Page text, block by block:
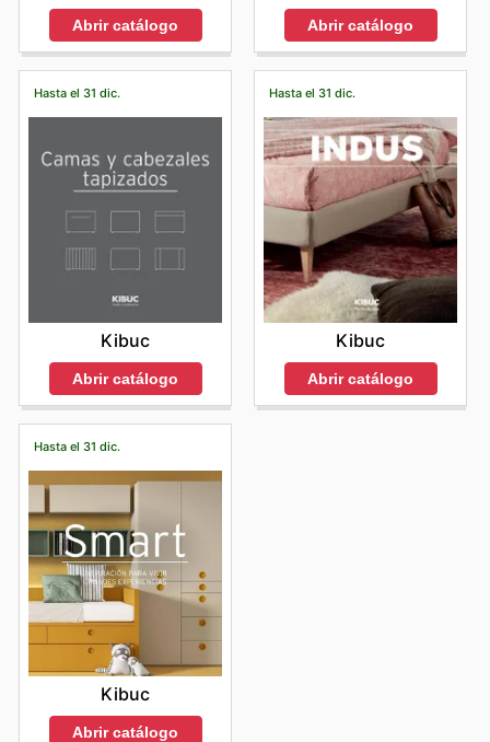
Abrir catálogo Abrir catálogo
Hasta el 31 dic.
Kibuc
Abrir catálogo
Hasta el 31 dic.
Kibuc
Abrir catálogo
Hasta el 31 dic.
Kibuc
Abrir catálogo